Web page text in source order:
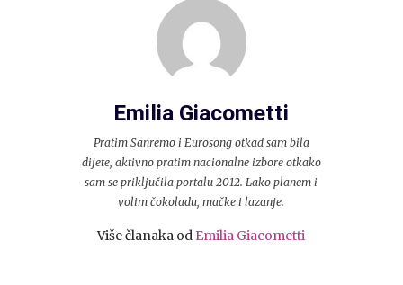
Emilia Giacometti
Pratim Sanremo i Eurosong otkad sam bila
dijete, aktivno pratim nacionalne izbore otkako
sam se priključila portalu 2012. Lako planem i
volim čokoladu, mačke i lazanje.
Više članaka od Emilia Giacometti